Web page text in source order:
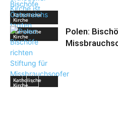
Katholische
Kirche
Katholische
Kirche
Katholische
Kirche
Polen: